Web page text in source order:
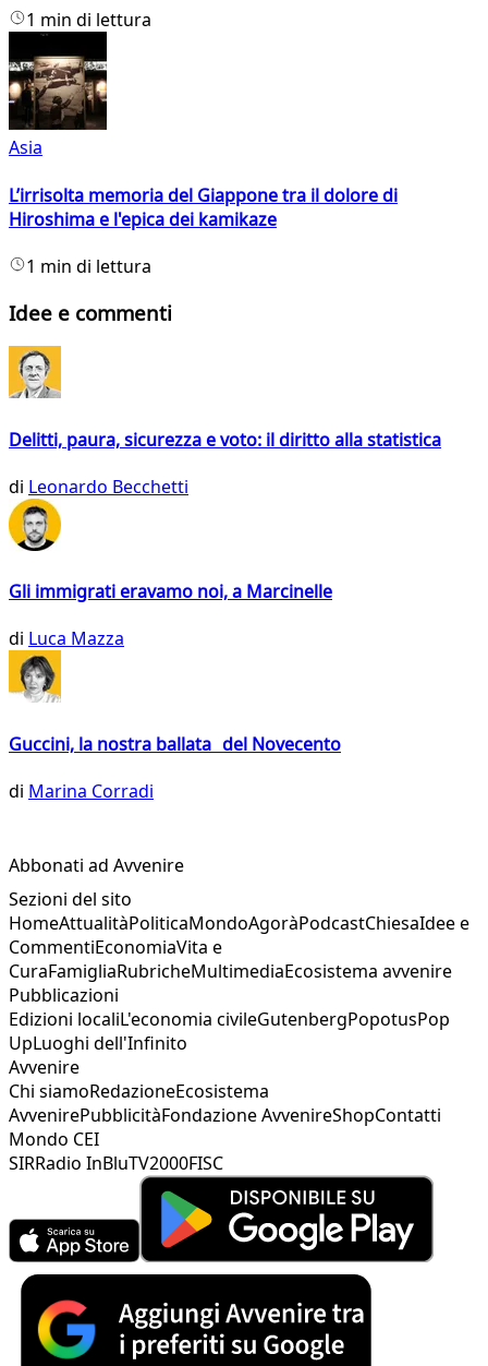
1 min di lettura
Asia
L’irrisolta memoria del Giappone tra il dolore di
Hiroshima e l'epica dei kamikaze
1 min di lettura
Idee e commenti
Delitti, paura, sicurezza e voto: il diritto alla statistica
di Leonardo Becchetti
Gli immigrati eravamo noi, a Marcinelle
di Luca Mazza
Guccini, la nostra ballata del Novecento
di Marina Corradi
Abbonati ad Avvenire
Sezioni del sito
HomeAttualitàPoliticaMondoAgoràPodcastChiesaIdee e
CommentiEconomiaVita e
CuraFamigliaRubricheMultimediaEcosistema avvenire
Pubblicazioni
Edizioni localiL'economia civileGutenbergPopotusPop
UpLuoghi dell'Infinito
Avvenire
Chi siamoRedazioneEcosistema
AvvenirePubblicitàFondazione AvvenireShopContatti
Mondo CEI
SIRRadio InBluTV2000FISC